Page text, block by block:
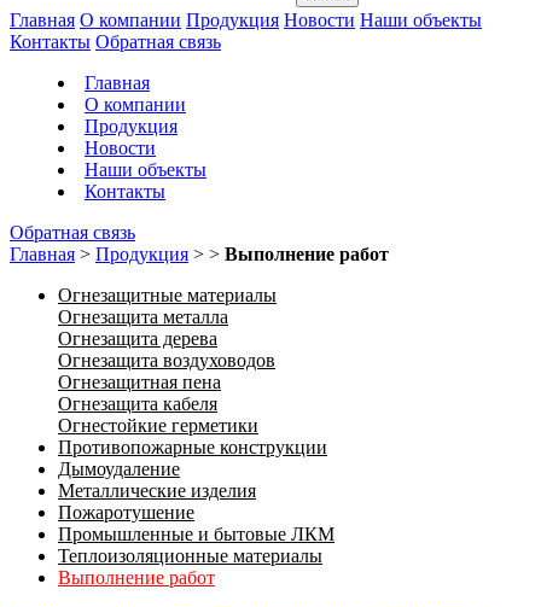
Главная О компании Продукция Новости Наши объекты
Контакты Обратная связь
Главная
О компании
Продукция
Новости
Наши объекты
Контакты
Обратная связь
Главная > Продукция > > Выполнение работ
Огнезащитные материалы
Огнезащита металла
Огнезащита дерева
Огнезащита воздуховодов
Огнезащитная пена
Огнезащита кабеля
Огнестойкие герметики
Противопожарные конструкции
Дымоудаление
Металлические изделия
Пожаротушение
Промышленные и бытовые ЛКМ
Теплоизоляционные материалы
Выполнение работ